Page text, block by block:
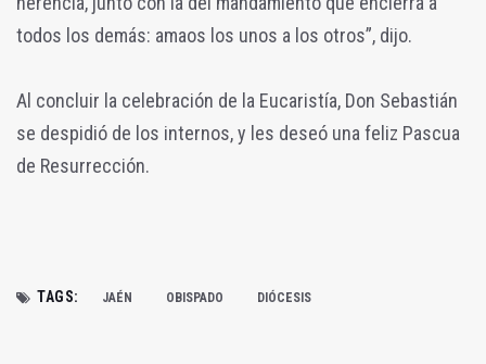
todos los demás: amaos los unos a los otros”, dijo.
Al concluir la celebración de la Eucaristía, Don Sebastián
se despidió de los internos, y les deseó una feliz Pascua
de Resurrección.
TAGS: JAÉN OBISPADO DIÓCESIS